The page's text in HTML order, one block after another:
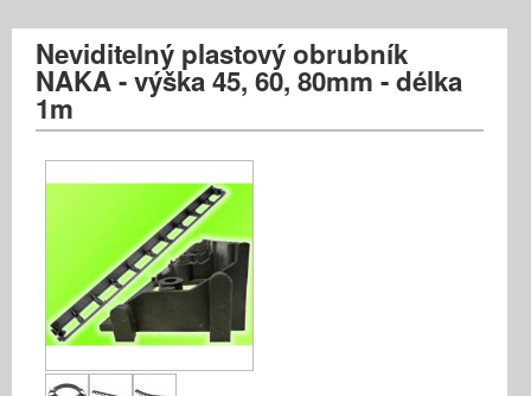
Neviditelný plastový obrubník
NAKA - výška 45, 60, 80mm - délka
1m